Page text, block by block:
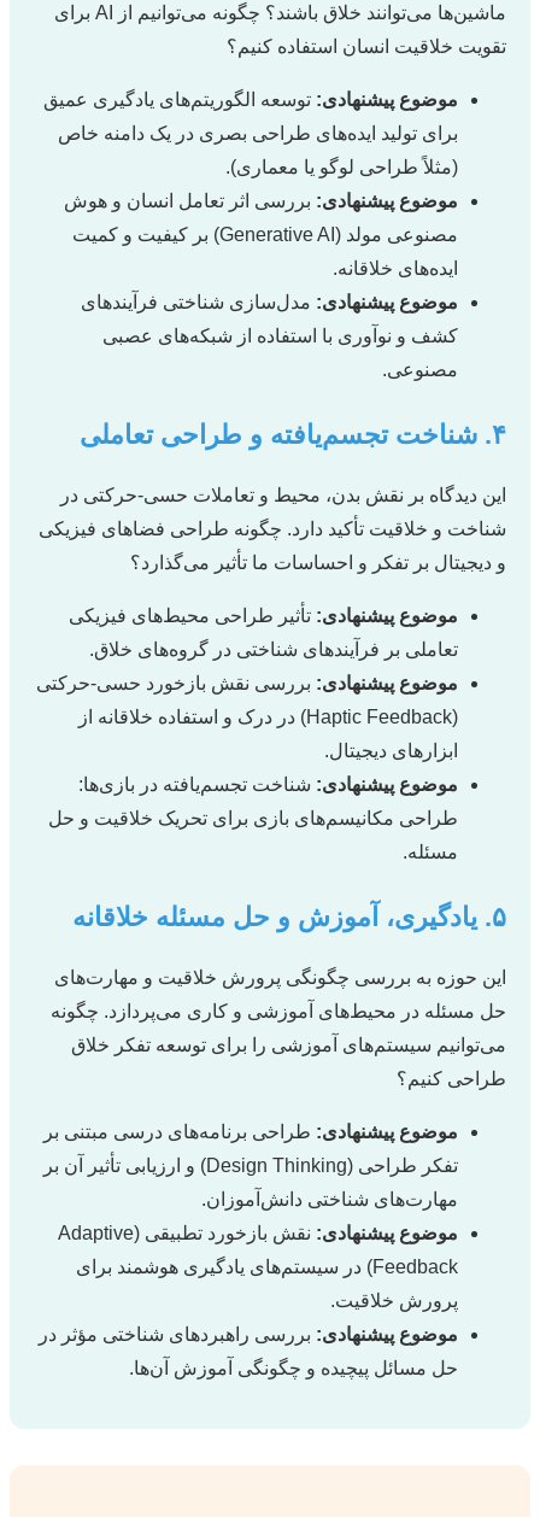
ماشین‌ها می‌توانند خلاق باشند؟ چگونه می‌توانیم از AI برای
تقویت خلاقیت انسان استفاده کنیم؟
موضوع پیشنهادی: توسعه الگوریتم‌های یادگیری عمیق
برای تولید ایده‌های طراحی بصری در یک دامنه خاص
(مثلاً طراحی لوگو یا معماری).
موضوع پیشنهادی: بررسی اثر تعامل انسان و هوش
مصنوعی مولد (Generative AI) بر کیفیت و کمیت
ایده‌های خلاقانه.
موضوع پیشنهادی: مدل‌سازی شناختی فرآیندهای
کشف و نوآوری با استفاده از شبکه‌های عصبی
مصنوعی.
۴. شناخت تجسم‌یافته و طراحی تعاملی
این دیدگاه بر نقش بدن، محیط و تعاملات حسی-حرکتی در
شناخت و خلاقیت تأکید دارد. چگونه طراحی فضاهای فیزیکی
و دیجیتال بر تفکر و احساسات ما تأثیر می‌گذارد؟
موضوع پیشنهادی: تأثیر طراحی محیط‌های فیزیکی
تعاملی بر فرآیندهای شناختی در گروه‌های خلاق.
موضوع پیشنهادی: بررسی نقش بازخورد حسی-حرکتی
(Haptic Feedback) در درک و استفاده خلاقانه از
ابزارهای دیجیتال.
موضوع پیشنهادی: شناخت تجسم‌یافته در بازی‌ها:
طراحی مکانیسم‌های بازی برای تحریک خلاقیت و حل
مسئله.
۵. یادگیری، آموزش و حل مسئله خلاقانه
این حوزه به بررسی چگونگی پرورش خلاقیت و مهارت‌های
حل مسئله در محیط‌های آموزشی و کاری می‌پردازد. چگونه
می‌توانیم سیستم‌های آموزشی را برای توسعه تفکر خلاق
طراحی کنیم؟
موضوع پیشنهادی: طراحی برنامه‌های درسی مبتنی بر
تفکر طراحی (Design Thinking) و ارزیابی تأثیر آن بر
مهارت‌های شناختی دانش‌آموزان.
موضوع پیشنهادی:
نقش بازخورد تطبیقی (Adaptive
Feedback) در سیستم‌های یادگیری هوشمند برای
پرورش خلاقیت.
موضوع پیشنهادی: بررسی راهبردهای شناختی مؤثر در
حل مسائل پیچیده و چگونگی آموزش آن‌ها.